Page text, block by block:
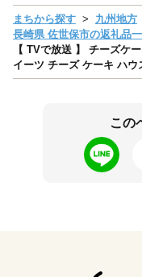
まちから探す 九州地方
長崎県 佐世保市の返礼品
【 TVで放送 】 チーズケ
イーツ チーズ ケーキ ハ
この